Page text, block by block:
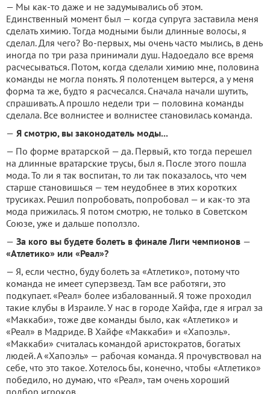
— Мы как-то даже и не задумывались об этом.
Единственный момент был — когда супруга заставила меня
сделать химию. Тогда модными были длинные волосы, я
сделал. Для чего? Во-первых, мы очень часто мылись, в день
иногда по три раза принимали душ. Надоедало все время
расчесываться. Потом, когда сделали химию мне, половина
команды не могла понять. Я полотенцем вытерся, а у меня
форма та же, будто я расчесался. Сначала начали шутить,
спрашивать. А прошло недели три — половина команды
сделала. Все волнистее и волнистее становилась команда.
— Я смотрю, вы законодатель моды...
— По форме вратарской — да. Первый, кто тогда перешел
на длинные вратарские трусы, был я. После этого пошла
мода. То ли я так воспитан, то ли так показалось, что чем
старше становишься — тем неудобнее в этих коротких
трусиках. Решил попробовать, попробовал — и как-то эта
мода прижилась. Я потом смотрю, не только в Советском
Союзе, уже и дальше поползло.
— За кого вы будете болеть в финале Лиги чемпионов —
«Атлетико» или «Реал»?
— Я, если честно, буду болеть за «Атлетико», потому что
команда не имеет суперзвезд. Там все работяги, это
подкупает. «Реал» более избалованный. Я тоже проходил
такие клубы в Израиле. У нас в городе Хайфа, где я играл за
«Маккаби», тоже две команды было, как «Атлетико» и
«Реал» в Мадриде. В Хайфе «Маккаби» и «Хапоэль».
«Маккаби» считалась командой аристократов, богатых
людей. А «Хапоэль» — рабочая команда. Я прочувствовал на
себе, что это такое. Хотелось бы, конечно, чтобы «Атлетико»
победило, но думаю, что «Реал», там очень хороший